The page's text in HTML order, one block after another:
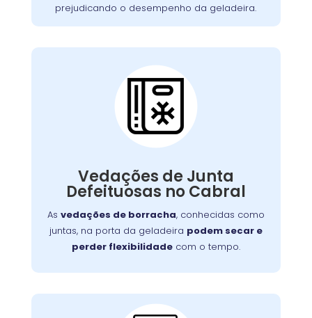
prejudicando o desempenho da geladeira.
Vedações de Junta
Defeituosas no Cabral
As vedações de borracha, conhecidas como
juntas, na porta da geladeira podem secar e
perder flexibilidadecom o tempo.
Vedações de Junta
Defeituosa:
Se o seu aparelho apresenta problemas como
equipe está preparada para consertá-lo com
eficiência, garantindo sua funcionalidade no
dia a dia.